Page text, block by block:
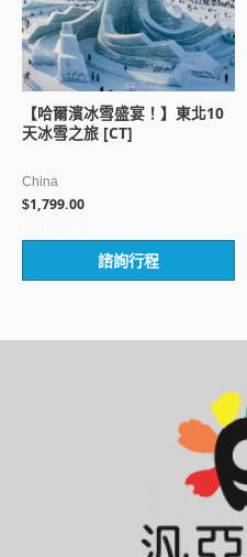
【哈爾濱冰雪盛宴！】東北10
天冰雪之旅 [CT]
China
$1,799.00
評
滿
諮詢行程